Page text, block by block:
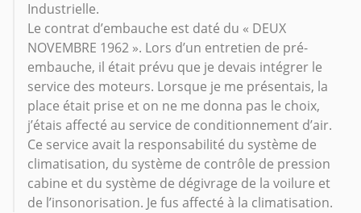
Industrielle.
Le contrat d’embauche est daté du « DEUX
NOVEMBRE 1962 ». Lors d’un entretien de pré-
embauche, il était prévu que je devais intégrer le
service des moteurs. Lorsque je me présentais, la
place était prise et on ne me donna pas le choix,
j’étais affecté au service de conditionnement d’air.
Ce service avait la responsabilité du système de
climatisation, du système de contrôle de pression
cabine et du système de dégivrage de la voilure et
de l’insonorisation. Je fus affecté à la climatisation.